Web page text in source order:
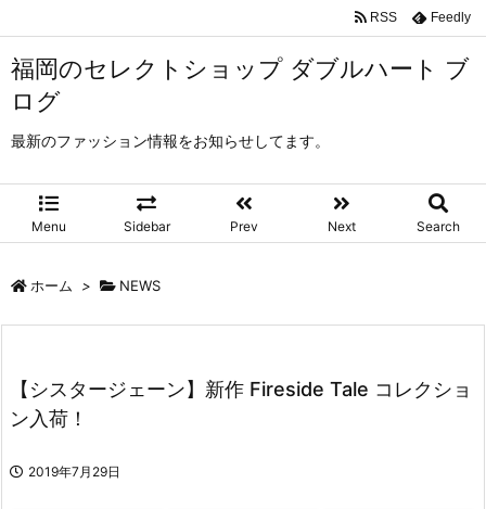
福岡のセレクトショップ ダブルハート ブ
ログ
最新のファッション情報をお知らせしてます。
Menu Sidebar Prev Next Search
RSS Feedly
ホーム > NEWS
【シスタージェーン】新作 Fireside Tale コレクショ
ン入荷！
2019年7月29日